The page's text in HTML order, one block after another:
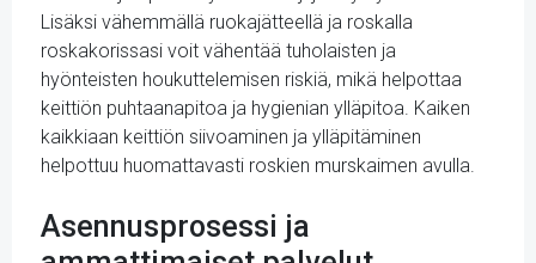
Lisäksi vähemmällä ruokajätteellä ja roskalla
roskakorissasi voit vähentää tuholaisten ja
hyönteisten houkuttelemisen riskiä, mikä helpottaa
keittiön puhtaanapitoa ja hygienian ylläpitoa. Kaiken
kaikkiaan keittiön siivoaminen ja ylläpitäminen
helpottuu huomattavasti roskien murskaimen avulla.
Asennusprosessi ja